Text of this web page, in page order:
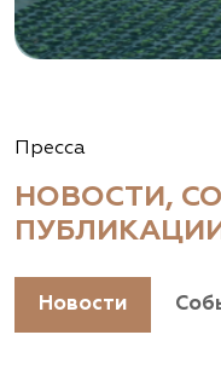
Пресса
НОВОСТИ,
ПУБЛИКАЦИИ
Новости